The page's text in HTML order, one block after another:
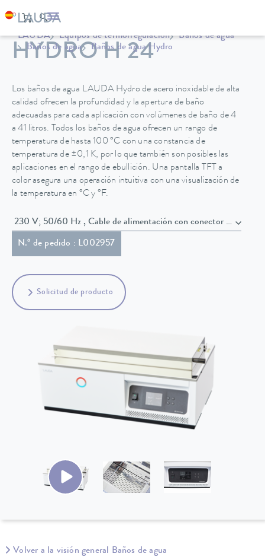
LAUDA Equipos de termorregulación
Baños de agua
Baños de agua
Baños de agua Hydro
HYDRO H 24
Los baños de agua LAUDA Hydro de acero inoxidable de alta
calidad ofrecen la profundidad y la apertura de baño
adecuadas para cada aplicación con volúmenes de baño de 4
a 41 litros. Todos los baños de agua ofrecen un rango de
temperatura de hasta 100 °C con una constancia de
temperatura de ±0,1 K, por lo que también son posibles las
aplicaciones en el rango de ebullición. Una pantalla TFT a
color asegura una operación intuitiva con una visualización de
la temperatura en °C y °F.
230 V; 50/60 Hz , Cable de alimentación con conector en
N.º de pedido : L002957
Solicitud de producto
Volver a la visión general Baños de agua